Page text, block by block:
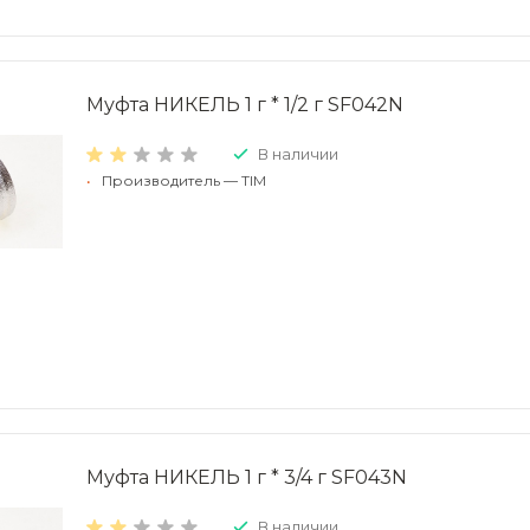
Муфта НИКЕЛЬ 1 г * 1/2 г SF042N
В наличии
• Производитель — TIM
Муфта НИКЕЛЬ 1 г * 3/4 г SF043N